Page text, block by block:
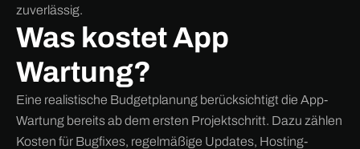
zuverlässig.
Was kostet App
Wartung?
Eine realistische Budgetplanung berücksichtigt die App-
Wartung bereits ab dem ersten Projektschritt. Dazu zählen
Kosten für Bugfixes, regelmäßige Updates, Hosting-